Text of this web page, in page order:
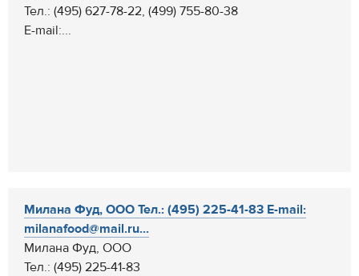
Тел.: (495) 627-78-22, (499) 755-80-38
E-mail:...
Милана Фуд, ООО Тел.: (495) 225-41-83 E-mail:
milanafood@mail.ru...
Милана Фуд, ООО
Тел.: (495) 225-41-83